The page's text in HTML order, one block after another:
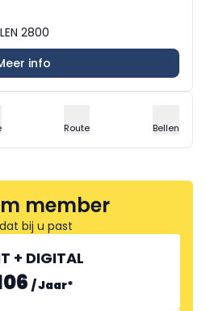
2800
info
Route Bellen
member
bij u past
+ DIGITAL
/Jaar*